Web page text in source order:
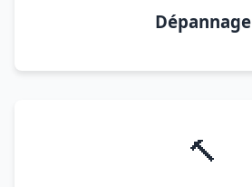
Dépannage
🔨